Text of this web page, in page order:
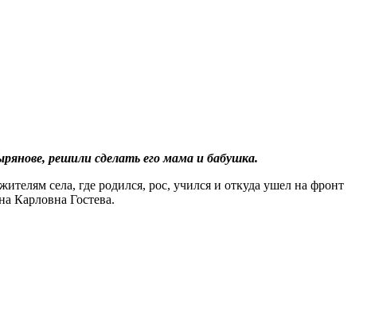
решили сделать его мама и бабушка.
села, где родился, рос, учился и откуда ушел на фронт
Карловна Гостева.